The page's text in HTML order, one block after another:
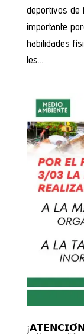
deportivos de
importante
habilidades
les...
¡𝗔𝗧𝗘𝗡𝗖𝗜𝗢́𝗡!